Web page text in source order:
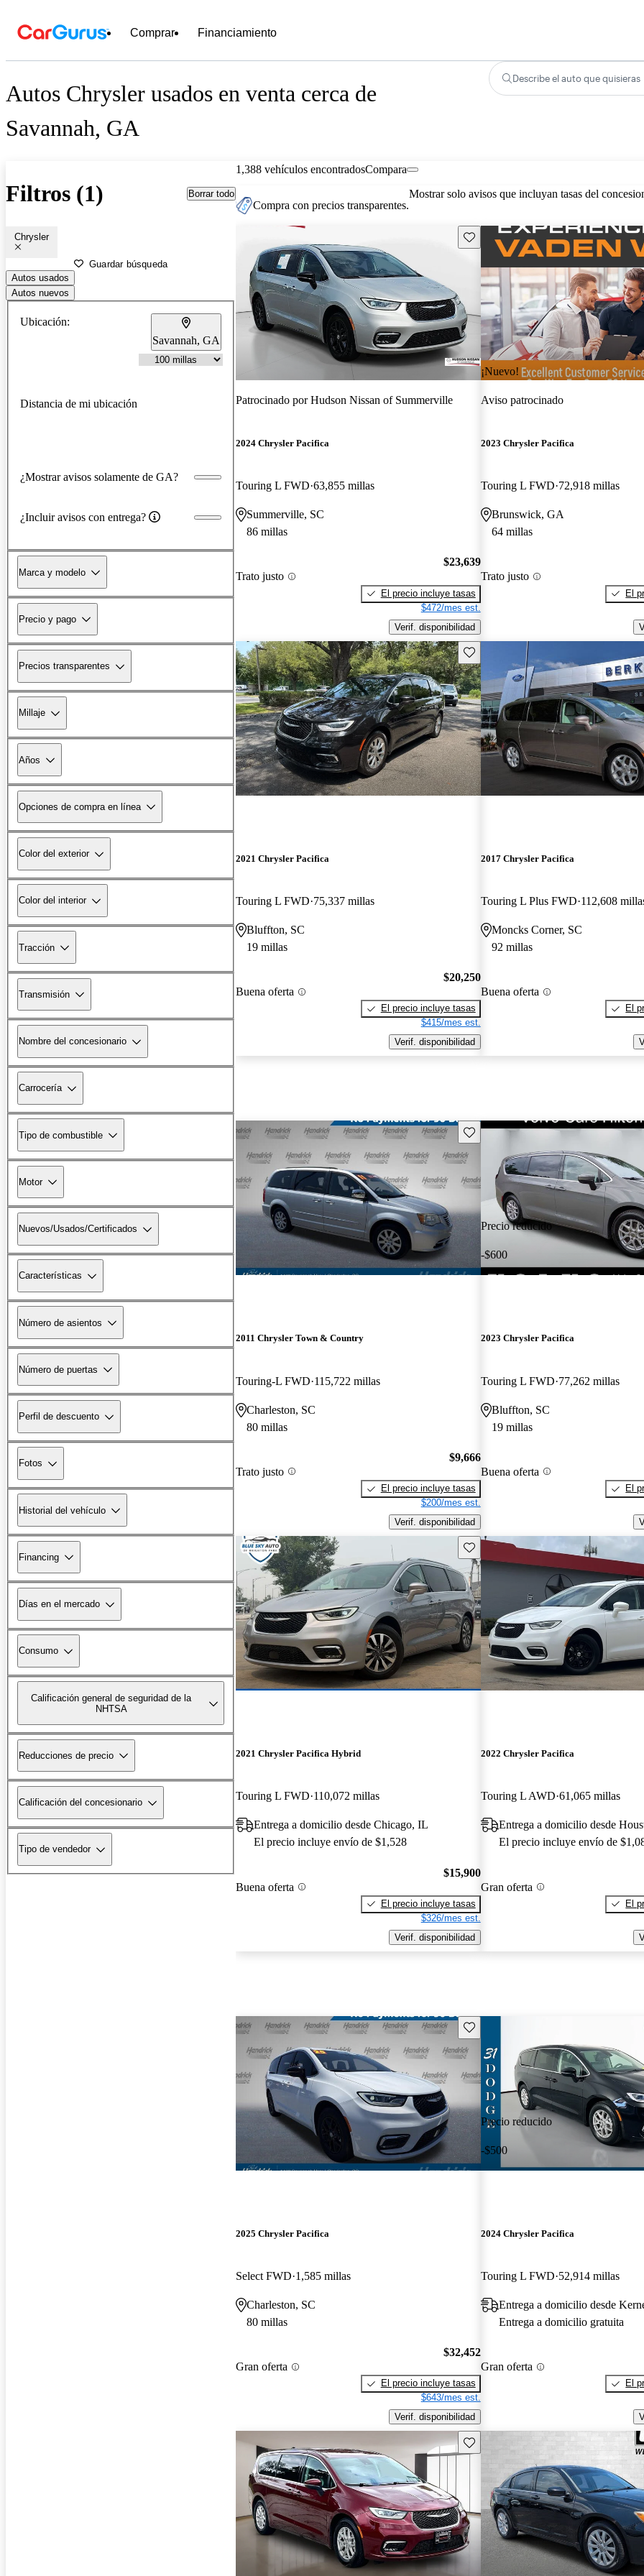
Comprar Financiamiento
Autos Chrysler usados en venta cerca de
Savannah, GA
Describe el auto que quisieras
Filtros (1) Borrar todo
Chrysler
Guardar búsqueda
Autos usados
Autos nuevos
Ubicación:
Savannah, GA
Distancia de mi ubicación
¿Mostrar avisos solamente de GA?
¿Incluir avisos con entrega?
Marca y modelo
Precio y pago
Precios transparentes
Millaje
Años
Opciones de compra en línea
Color del exterior
Color del interior
Tracción
Transmisión
Nombre del concesionario
Carrocería
Tipo de combustible
Motor
Nuevos/Usados/Certificados
Características
Número de asientos
Número de puertas
Perfil de descuento
Fotos
Historial del vehículo
Financing
Días en el mercado
Consumo
Calificación general de seguridad de la
NHTSA
Reducciones de precio
Calificación del concesionario
Tipo de vendedor
1,388 vehículos encontradosCompara
Compra con precios transparentes.
Mostrar solo avisos que incluyan tasas del
Guarda este Aviso
Patrocinado porHudson Nissan of Summerville
2024 Chrysler Pacifica
Touring L FWD 63,855 millas
Summerville, SC
86 millas
Trato justo
$23,639
El precio incluye tasas
$472/mes est.
Verif. disponibilidad
¡Nuevo!
Aviso patrocinado
2023 Chrysler Pacifica
Touring L FWD 72,918 millas
Brunswick, GA
64 millas
Trato justo
El
Guarda este Aviso
2021 Chrysler Pacifica
Touring L FWD 75,337 millas
Bluffton, SC
19 millas
Buena oferta
$20,250
El precio incluye tasas
$415/mes est.
Verif. disponibilidad
2017 Chrysler Pacifica
Touring L Plus FWD 112,608
Moncks Corner, SC
92 millas
Buena oferta
El
Guarda este Aviso
2011 Chrysler Town & Country
Touring-L FWD 115,722 millas
Charleston, SC
80 millas
Trato justo
$9,666
El precio incluye tasas
$200/mes est.
Verif. disponibilidad
Precio reducido
-$600
2023 Chrysler Pacifica
Touring L FWD 77,262 millas
Bluffton, SC
19 millas
Buena oferta
El
Guarda este Aviso
2021 Chrysler Pacifica Hybrid
Touring L FWD 110,072 millas
Entrega a domicilio desde Chicago, IL
El precio incluye envío de $1,528
Buena oferta
$15,900
El precio incluye tasas
$326/mes est.
Verif. disponibilidad
2022 Chrysler Pacifica
Touring L AWD 61,065 millas
Entrega a domicilio desde
El precio incluye envío de
Gran oferta
El
Guarda este Aviso
2025 Chrysler Pacifica
Select FWD 1,585 millas
Charleston, SC
80 millas
Gran oferta
$32,452
El precio incluye tasas
$643/mes est.
Verif. disponibilidad
Precio reducido
-$500
2024 Chrysler Pacifica
Touring L FWD 52,914 millas
Entrega a domicilio desde
Entrega a domicilio gratuita
Gran oferta
El
Guarda este Aviso